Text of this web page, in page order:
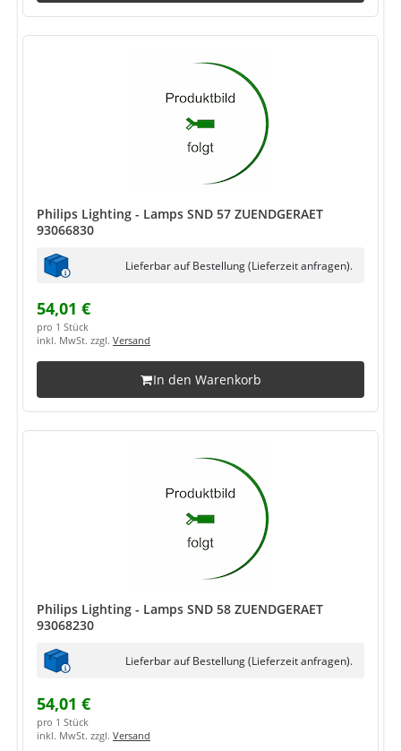
Philips Lighting - Lamps SND 57 ZUENDGERAET
93066830
Lieferbar auf Bestellung (Lieferzeit anfragen).
54,01 €
pro 1 Stück
inkl. MwSt. zzgl. Versand
In den Warenkorb
Philips Lighting - Lamps SND 58 ZUENDGERAET
93068230
Lieferbar auf Bestellung (Lieferzeit anfragen).
54,01 €
pro 1 Stück
inkl. MwSt. zzgl. Versand